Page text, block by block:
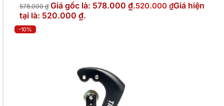
578.000₫ Giá gốc là: 578.000 ₫.520.000 ₫Giá hiện
tại là: 520.000 ₫.
-10%